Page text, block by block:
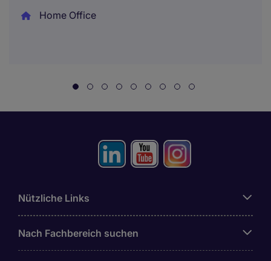
Home Office
Nützliche Links
Nach Fachbereich suchen